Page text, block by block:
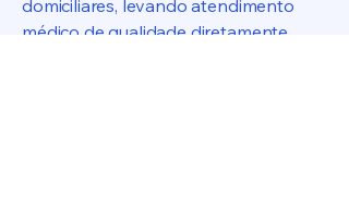
domiciliares, levando atendimento
médico de qualidade diretamente